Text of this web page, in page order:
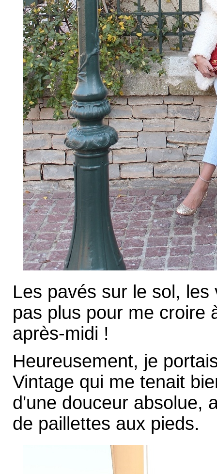
Les pavés sur le sol,
pas plus pour me croire
après-midi !
Heureusement, je
Vintage qui me tenait
d'une douceur absolue,
de paillettes aux pieds.